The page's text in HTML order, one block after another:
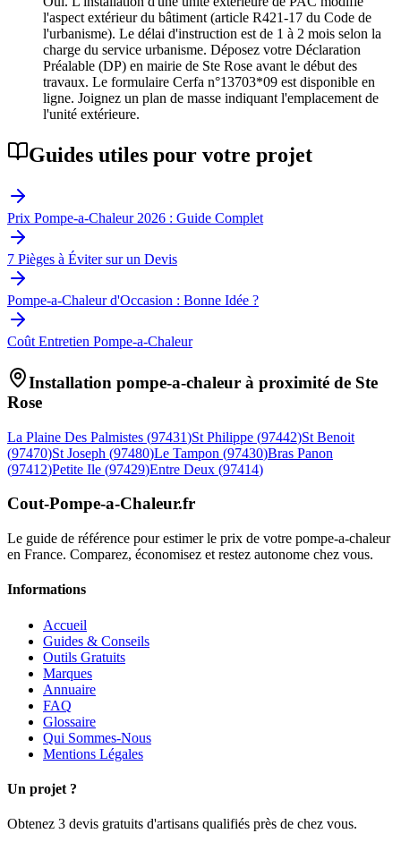
l'aspect extérieur du bâtiment (article R421-17 du Code de
l'urbanisme). Le délai d'instruction est de 1 à 2 mois selon la
charge du service urbanisme. Déposez votre Déclaration
Préalable (DP) en mairie de Ste Rose avant le début des
travaux. Le formulaire Cerfa n°13703*09 est disponible en
ligne. Joignez un plan de masse indiquant l'emplacement de
l'unité extérieure.
Guides utiles pour votre projet
Prix Pompe-a-Chaleur 2026 : Guide Complet
7 Pièges à Éviter sur un Devis
Pompe-a-Chaleur d'Occasion : Bonne Idée ?
Coût Entretien Pompe-a-Chaleur
Installation pompe-a-chaleur à proximité de Ste
Rose
La Plaine Des Palmistes (97431)St Philippe (97442)St Benoit
(97470)St Joseph (97480)Le Tampon (97430)Bras Panon
(97412)Petite Ile (97429)Entre Deux (97414)
Cout-Pompe-a-Chaleur.fr
Le guide de référence pour estimer le prix de votre pompe-a-chaleur
en France. Comparez, économisez et restez autonome chez vous.
Informations
Accueil
Guides & Conseils
Outils Gratuits
Marques
Annuaire
FAQ
Glossaire
Qui Sommes-Nous
Mentions Légales
Un projet ?
Obtenez 3 devis gratuits d'artisans qualifiés près de chez vous.